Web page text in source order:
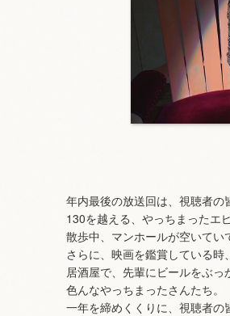
年内最後の放送回は、視聴者の
130を越える、やっちまったエ
散歩中、マンホールが空いてい
さらに、映画を鑑賞している時
居酒屋で、先輩にビールをぶっ
色んなやっちまったさんたち。
一年を締めくくりに、視聴者